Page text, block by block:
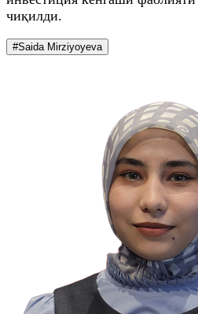
чиқилди.
#Saida Mirziyoyeva